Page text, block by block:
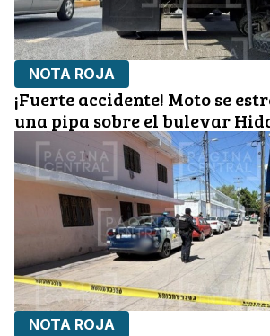
NOTA ROJA
¡Fuerte accidente! Moto se
una pipa sobre el bulevar
NOTA ROJA